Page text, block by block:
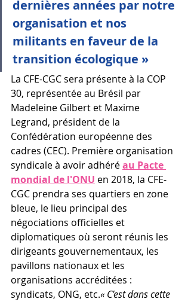
dernières années par notre
organisation et nos
militants en faveur de la
transition écologique »
La CFE-CGC sera présente à la COP
30, représentée au Brésil par
Madeleine Gilbert et Maxime
Legrand, président de la
Confédération européenne des
cadres (CEC). Première organisation
syndicale à avoir adhéré au Pacte
mondial de l'ONU en 2018, la CFE-
CGC prendra ses quartiers en zone
bleue, le lieu principal des
négociations officielles et
diplomatiques où seront réunis les
dirigeants gouvernementaux, les
pavillons nationaux et les
organisations accréditées :
syndicats, ONG, etc.« C’est dans cette